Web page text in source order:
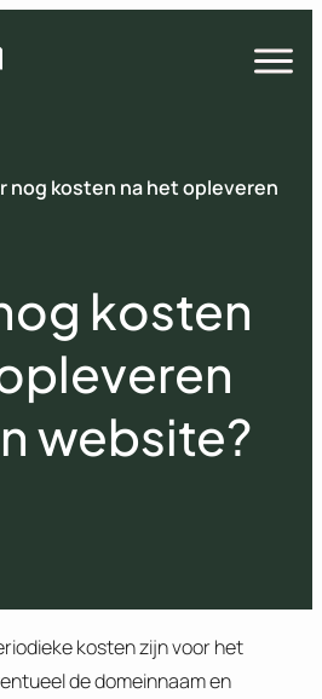
Open
nog kosten na het opleveren
kosten
website?
kosten zijn voor het
de domeinnaam en